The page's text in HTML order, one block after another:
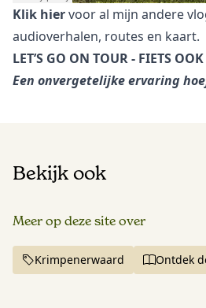
Klik hiervoor al mijn andere
audioverhalen, routes en kaart.
LET’S GO ON TOUR - FIETS
Een onvergetelijke ervaring
Bekijk ook
Meer op deze site over
Krimpenerwaard Ontdek